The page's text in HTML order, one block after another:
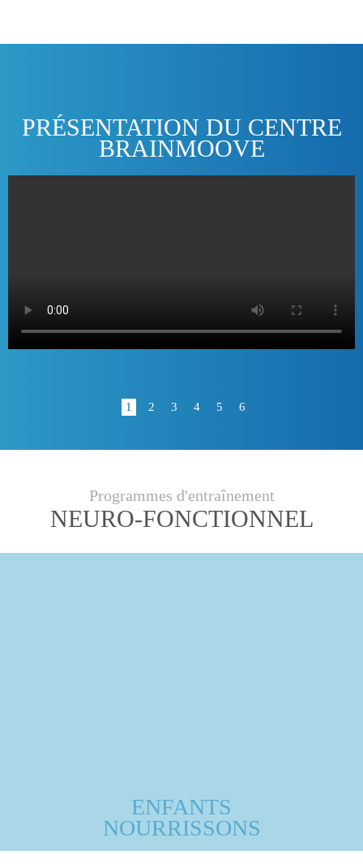
en savoir plus
PRÉSENTATION DU CENTRE
BRAINMOOVE
1 2 3 4 5 6
Programmes d'entraînement
NEURO-FONCTIONNEL
ENFANTS
NOURRISSONS